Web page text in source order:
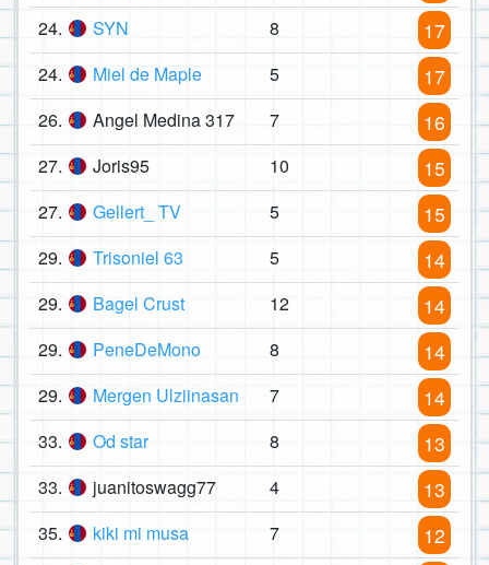
24. SYN 8 17
24. Miel de Maple 5 17
26. Angel Medina 317 7 16
27. Joris95 10 15
27. Gellert_ TV 5 15
29. Trisoniel 63 5 14
29. Bagel Crust 12 14
29. PeneDeMono 8 14
29. Mergen Ulziinasan 7 14
33. Od star 8 13
33. juanitoswagg77 4 13
35. kiki mi musa 7 12